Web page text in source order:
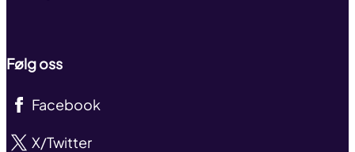
Følg oss
Facebook
X/Twitter